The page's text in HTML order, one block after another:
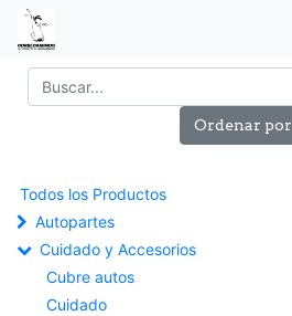
Ordenar por
Todos los Productos
Autopartes
Cuidado y Accesorios
Cubre autos
Cuidado